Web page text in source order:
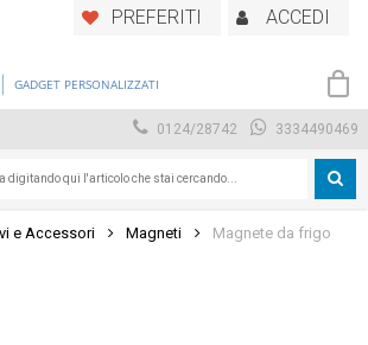
PREFERITI ACCEDI
GADGET PERSONALIZZATI
0124/28742 3334490469
e Accessori Magneti
Magnete da frigo